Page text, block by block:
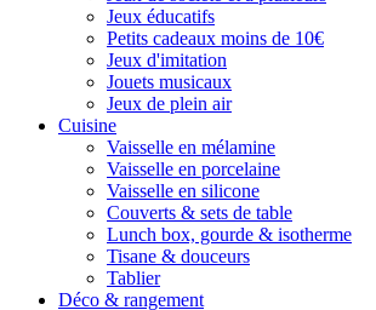
Jeux éducatifs
Petits cadeaux moins de 10€
Jeux d'imitation
Jouets musicaux
Jeux de plein air
Cuisine
Vaisselle en mélamine
Vaisselle en porcelaine
Vaisselle en silicone
Couverts & sets de table
Lunch box, gourde & isotherme
Tisane & douceurs
Tablier
Déco & rangement